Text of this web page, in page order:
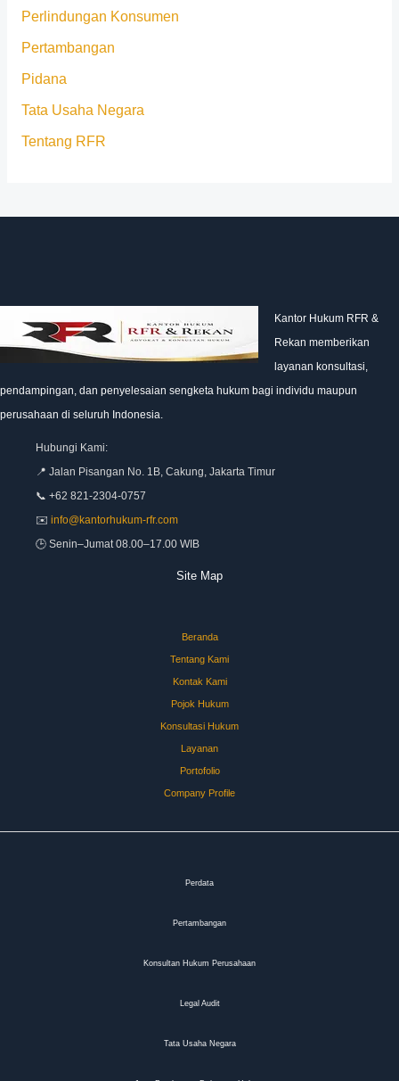
Perlindungan Konsumen
Pertambangan
Pidana
Tata Usaha Negara
Tentang RFR
Kantor Hukum RFR &
Rekan memberikan
layanan konsultasi,
pendampingan, dan penyelesaian sengketa hukum bagi individu maupun
perusahaan di seluruh Indonesia.
Hubungi Kami:
📍 Jalan Pisangan No. 1B, Cakung, Jakarta Timur
📞 +62 821-2304-0757
✉️ info@kantorhukum-rfr.com
🕒 Senin–Jumat 08.00–17.00 WIB
Site Map
Beranda
Tentang Kami
Kontak Kami
Pojok Hukum
Konsultasi Hukum
Layanan
Portofolio
Company Profile
Perdata
Pertambangan
Konsultan Hukum Perusahaan
Legal Audit
Tata Usaha Negara